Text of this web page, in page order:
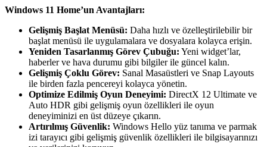
Windows 11 Home’un Avantajları:
Gelişmiş Başlat Menüsü: Daha hızlı ve özelleştirilebilir bir
başlat menüsü ile uygulamalara ve dosyalara kolayca erişin.
Yeniden Tasarlanmış Görev Çubuğu: Yeni widget’lar,
haberler ve hava durumu gibi bilgiler ile güncel kalın.
Gelişmiş Çoklu Görev: Sanal Masaüstleri ve Snap Layouts
ile birden fazla pencereyi kolayca yönetin.
Optimize Edilmiş Oyun Deneyimi: DirectX 12 Ultimate ve
Auto HDR gibi gelişmiş oyun özellikleri ile oyun
deneyiminizi en üst düzeye çıkarın.
Artırılmış Güvenlik: Windows Hello yüz tanıma ve parmak
izi tarayıcı gibi gelişmiş güvenlik özellikleri ile bilgisayarınızı